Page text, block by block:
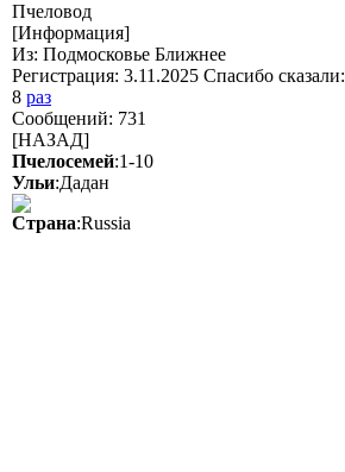
Пчеловод
[Информация]
Из: Подмосковье Ближнее
Регистрация: 3.11.2025 Спасибо сказали:
8 раз
Сообщений: 731
[НАЗАД]
Пчелосемей:1-10
Ульи:Дадан
Страна:Russia